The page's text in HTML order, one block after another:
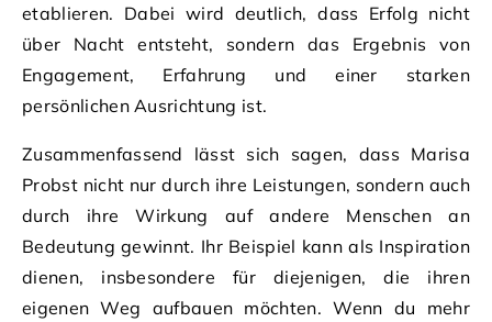
etablieren. Dabei wird deutlich, dass Erfolg nicht
über Nacht entsteht, sondern das Ergebnis von
Engagement, Erfahrung und einer starken
persönlichen Ausrichtung ist.
Zusammenfassend lässt sich sagen, dass Marisa
Probst nicht nur durch ihre Leistungen, sondern auch
durch ihre Wirkung auf andere Menschen an
Bedeutung gewinnt. Ihr Beispiel kann als Inspiration
dienen, insbesondere für diejenigen, die ihren
eigenen Weg aufbauen möchten. Wenn du mehr